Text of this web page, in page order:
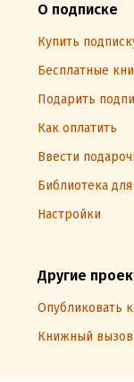
О подписке
Купить
Бесплатные
Подарить
Как оплатить
Ввести
Библиотека
Настройки
Другие
Опубликовать
Книжный вызов